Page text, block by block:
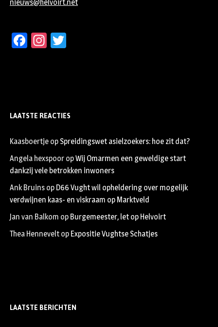
nieuws@helvoirt.net
Facebook
Instagram
LAATSTE REACTIES
Kaasboertje op Spreidingswet asielzoekers: hoe zit dat?
Angela hexspoor opWij Omarmen een geweldige start
dankzij vele betrokken inwoners
Ank Bruins op D66 Vught wil opheldering over mogelijk
verdwijnen kaas- en viskraam op Marktveld
Jan van Balkom op Burgemeester, let op Helvoirt
Thea Hennevelt op Expositie Vughtse Schatjes
LAATSTE BERICHTEN